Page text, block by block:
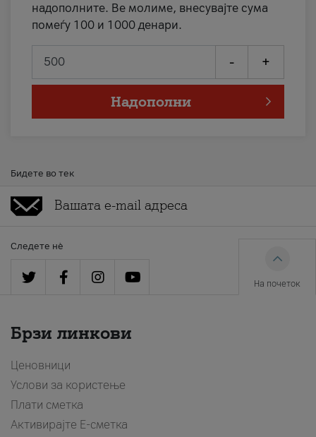
надополните. Ве молиме, внесувајте сума
помеѓу 100 и 1000 денари.
- +
Надополни
Бидете во тек
Следете нè
На почеток
Брзи линкови
Ценовници
Услови за користење
Плати сметка
Активирајте Е-сметка